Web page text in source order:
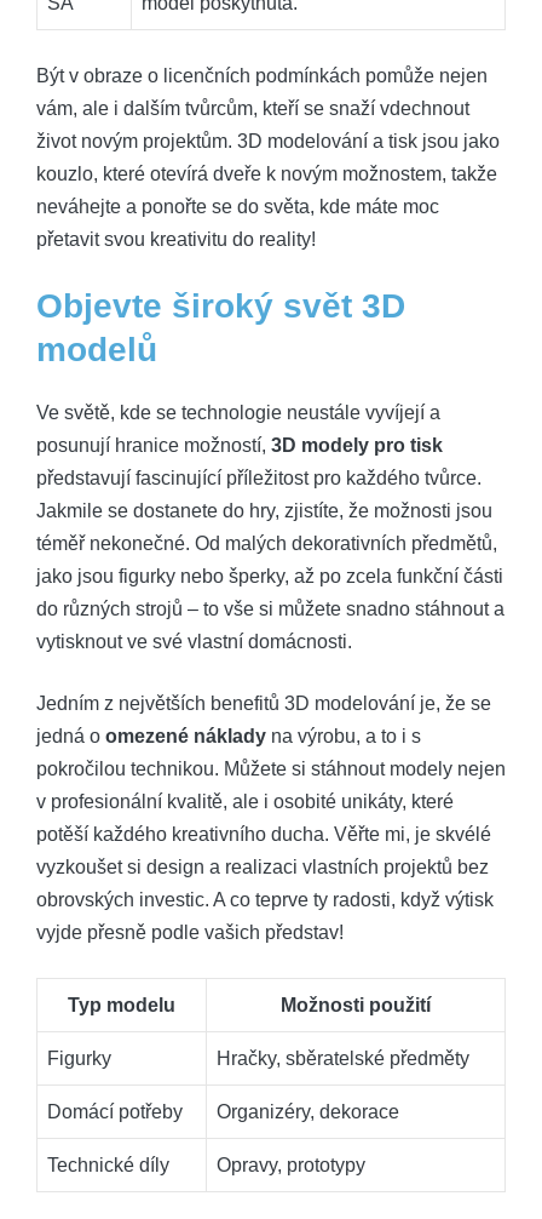
Být v obraze o licenčních podmínkách pomůže nejen
vám, ale i dalším tvůrcům, kteří se snaží vdechnout
život novým projektům. 3D modelování a tisk jsou jako
kouzlo, které otevírá dveře k novým možnostem, takže
neváhejte a ponořte se do světa, kde máte moc
přetavit svou kreativitu do reality!
Objevte široký svět 3D
modelů
Ve světě, kde se technologie neustále vyvíjejí a
posunují hranice možností, 3D modely pro tisk
představují fascinující příležitost pro každého tvůrce.
Jakmile se dostanete do hry, zjistíte, že možnosti jsou
téměř nekonečné. Od malých dekorativních předmětů,
jako jsou figurky nebo šperky, až po zcela funkční části
do různých strojů – to vše si můžete snadno stáhnout a
vytisknout ve své vlastní domácnosti.
Jedním z největších benefitů 3D modelování je, že se
jedná o omezené náklady na výrobu, a to i s
pokročilou technikou. Můžete si stáhnout modely nejen
v profesionální kvalitě, ale i osobité unikáty, které
potěší každého kreativního ducha. Věřte mi, je skvélé
vyzkoušet si design a realizaci vlastních projektů bez
obrovských investic. A co teprve ty radosti, když výtisk
vyjde přesně podle vašich představ!
Typ modelu Možnosti použití
Figurky Hračky, sběratelské předměty
Domácí potřeby Organizéry, dekorace
Technické díly Opravy, prototypy